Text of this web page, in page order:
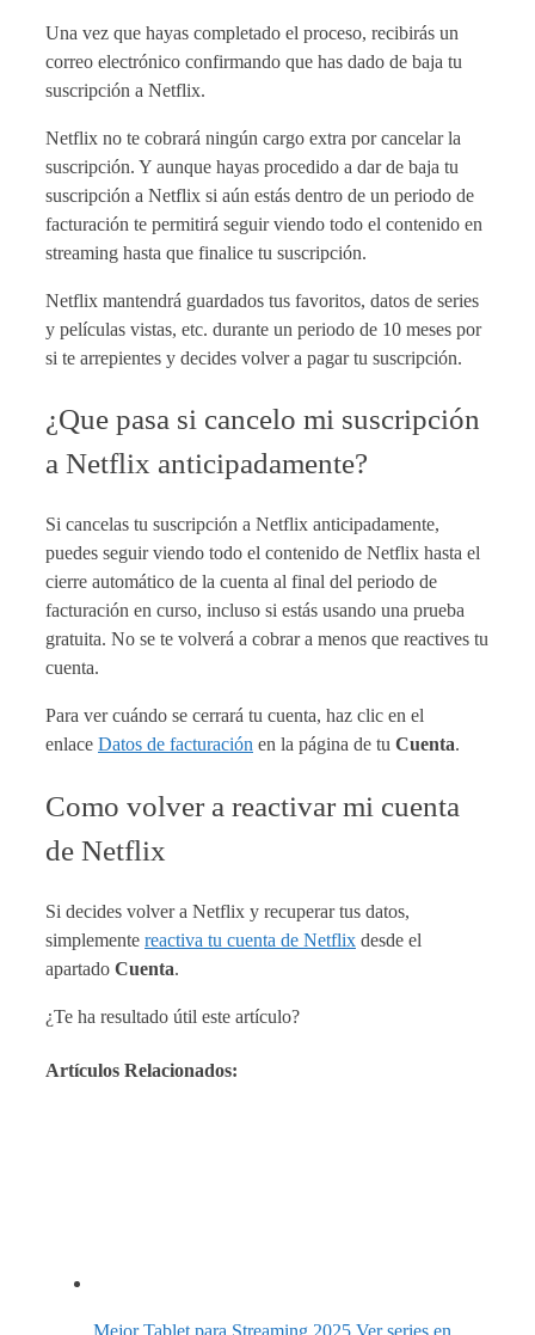
Una vez que hayas completado el proceso, recibirás un
correo electrónico confirmando que has dado de baja tu
suscripción a Netflix.
Netflix no te cobrará ningún cargo extra por cancelar la
suscripción. Y aunque hayas procedido a dar de baja tu
suscripción a Netflix si aún estás dentro de un periodo de
facturación te permitirá seguir viendo todo el contenido en
streaming hasta que finalice tu suscripción.
Netflix mantendrá guardados tus favoritos, datos de series
y películas vistas, etc. durante un periodo de 10 meses por
si te arrepientes y decides volver a pagar tu suscripción.
¿Que pasa si cancelo mi suscripción
a Netflix anticipadamente?
Si cancelas tu suscripción a Netflix anticipadamente,
puedes seguir viendo todo el contenido de Netflix hasta el
cierre automático de la cuenta al final del periodo de
facturación en curso, incluso si estás usando una prueba
gratuita. No se te volverá a cobrar a menos que reactives tu
cuenta.
Para ver cuándo se cerrará tu cuenta, haz clic en el
enlace Datos de facturación en la página de tu Cuenta.
Como volver a reactivar mi cuenta
de Netflix
Si decides volver a Netflix y recuperar tus datos,
simplemente reactiva tu cuenta de Netflix desde el
apartado Cuenta.
¿Te ha resultado útil este artículo?
Artículos Relacionados: